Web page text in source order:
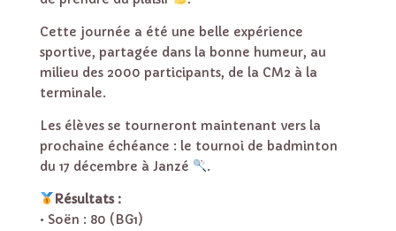
Cette journée a été une belle expérience
sportive, partagée dans la bonne humeur, au
milieu des 2000 participants, de la CM2 à la
terminale.
Les élèves se tourneront maintenant vers la
prochaine échéance : le tournoi de badminton
du 17 décembre à Janzé
.
Résultats :
• Soën : 80 (BG1)